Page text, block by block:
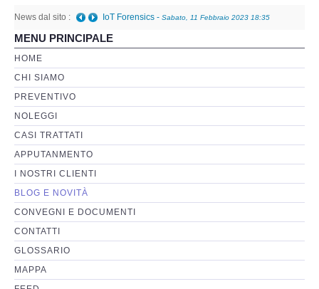
Perizia Rete dati
Perizia Basi di Dati
Perizia Immagini e Video
Perzia su Software/Programmi
Perizia Fonica e Trascrizioni
Perizia su Social Network
Perizia Web Reputation
Perizia Host e Mainframe
News dal sito : IoT Forensics - Sabato, 11 Febbraio 2023 18:35
MENU PRINCIPALE
HOME
CHI SIAMO
PREVENTIVO
NOLEGGI
CASI TRATTATI
APPUTANMENTO
I NOSTRI CLIENTI
BLOG E NOVITÀ
CONVEGNI E DOCUMENTI
CONTATTI
GLOSSARIO
MAPPA